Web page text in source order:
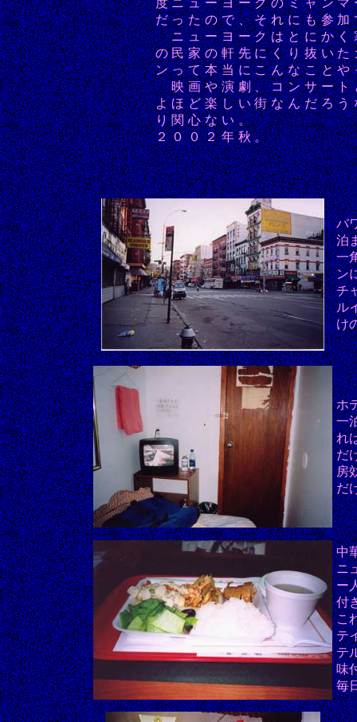
度ニューヨークのミャン
だったので、それにも参
ニューヨークはとにかく
の民家の軒先にくり抜い
ンって本当にこんなこと
映画や演劇、コンサート
よほど楽しい街なんだろ
り関心ない。
２００２年秋。
バ
泊
一
ン
チ
ル
け
ホ
一
れ
だ
房
だ
中
ニ
ー
付
こ
テ
テ
味
毎